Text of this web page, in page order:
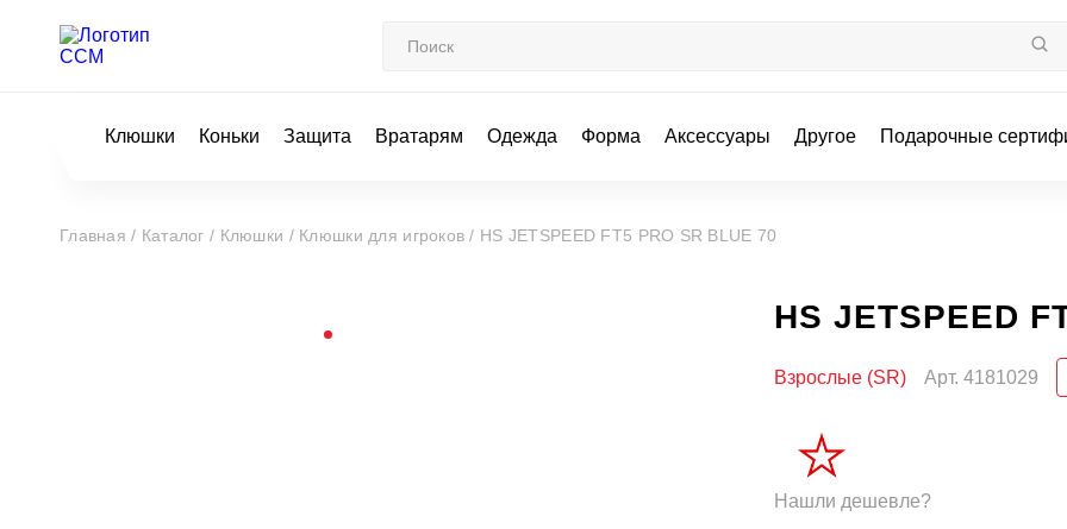
Клюшки Коньки Защита Вратарям Одежда Форма Аксессуары Другое Подарочные
Главная / Каталог / Клюшки / Клюшки для игроков / HS JETSPEED FT5 PRO SR BLUE 70
HS JETSPEED
Взрослые (SR) Арт. 4181029
Нашли дешевле?